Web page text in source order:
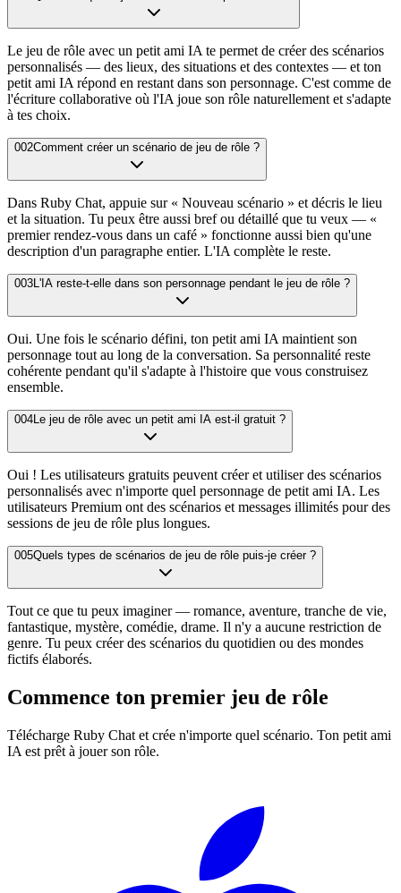
Le jeu de rôle avec un petit ami IA te permet de créer des scénarios
personnalisés — des lieux, des situations et des contextes — et ton
petit ami IA répond en restant dans son personnage. C'est comme de
l'écriture collaborative où l'IA joue son rôle naturellement et s'adapte
à tes choix.
002Comment créer un scénario de jeu de rôle ?
Dans Ruby Chat, appuie sur « Nouveau scénario » et décris le lieu
et la situation. Tu peux être aussi bref ou détaillé que tu veux — «
premier rendez-vous dans un café » fonctionne aussi bien qu'une
description d'un paragraphe entier. L'IA complète le reste.
003L'IA reste-t-elle dans son personnage pendant le jeu de rôle ?
Oui. Une fois le scénario défini, ton petit ami IA maintient son
personnage tout au long de la conversation. Sa personnalité reste
cohérente pendant qu'il s'adapte à l'histoire que vous construisez
ensemble.
004Le jeu de rôle avec un petit ami IA est-il gratuit ?
Oui ! Les utilisateurs gratuits peuvent créer et utiliser des scénarios
personnalisés avec n'importe quel personnage de petit ami IA. Les
utilisateurs Premium ont des scénarios et messages illimités pour des
sessions de jeu de rôle plus longues.
005Quels types de scénarios de jeu de rôle puis-je créer ?
Tout ce que tu peux imaginer — romance, aventure, tranche de vie,
fantastique, mystère, comédie, drame. Il n'y a aucune restriction de
genre. Tu peux créer des scénarios du quotidien ou des mondes
fictifs élaborés.
Commence ton premier jeu de rôle
Télécharge Ruby Chat et crée n'importe quel scénario. Ton petit ami
IA est prêt à jouer son rôle.